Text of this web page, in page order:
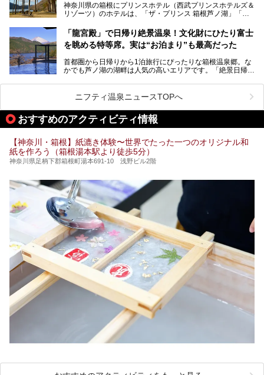
神奈川県には、サウナや岩盤浴、一日中遊べるエンタメ施設
など、“非日常”を味わえるスーパー銭湯が数多く揃っていま
う」という人も多いはず。
そこで今回は、神奈川県内の人気施設26選を「安さ」「岩
業」「駅近」など、目的別に厳選して紹介します。
今の気分にぴったりの施設を見つけて、最高のリフレッシュ
神奈川県の箱根にプリンスホテル（西武プリンスホテルズ＆
リゾーツ）のホテルは、「ザ・プリンス 箱根芦ノ湖」「芦
「箱根仙石原プリンスホテル」と4軒あり、今回ご紹介する
「ザ・プリンス 箱根芦ノ湖」は、その中でもフラッグシッ
プ（旗艦）に位置づけられる特別なホテルです。
昭和の日本を代表する建築家の一人、村野藤吾が芦ノ湖の畔
に建てた桃源郷のようなホテルがここ。自家源泉の温泉や、
提供元：株式会社西武・プリンスホテルズワールドワイド
【PR】
この記事はザ・プリンス 箱根芦ノ湖のPR記事です。
「龍宮殿」で日帰り絶景温泉！文化財にひたり富士
を眺める特等席。実は“お泊まり”も最高だった
首都圏から日帰りから1泊旅行にぴったりな箱根温泉郷。な
かでも芦ノ湖の湖畔は人気の高いエリアです。「絶景日帰り
が楽しめるまさに眺望自慢の日帰り温泉。
そしてここは全24室の「箱根 芦ノ湖畔蛸川温泉 龍宮殿」と
して宿泊もできます。宿泊者は「龍宮殿本館」の営業時間に
加えて、朝6時からの宿泊者専用時間帯にも「龍宮殿本館」
のお風呂が利用できます。
今回は日帰り温泉としての「絶景日帰り温泉 龍宮殿本館
（以下、龍宮殿本館）」と、旅館としての「箱根 芦ノ湖畔
蛸川温泉 龍宮殿（以下、龍宮殿）」の両方の魅力をたっぷ
4つの神社に囲まれたパワースポットです。
───
提供元：株式会社西武・プリンスホテルズワールドワイド
【PR】
この記事は箱根 芦ノ湖畔蛸川温泉 龍宮殿のPR記事です。
ニフティ温泉ニュースTOPへ
おすすめのアクティビティ情報
【神奈川・箱根】紙漉き体験〜世界でたった一つのオリジナル和
紙を作ろう（箱根湯本駅より徒歩5分）
神奈川県足柄下郡箱根町湯本691-10 浅野ビル2階